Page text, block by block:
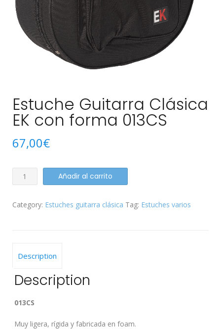
Estuche Guitarra Clásica
EK con forma 013CS
67,00€
Estuche
Guitarra
EK
quantity
Añadir al carrito
Category: Estuches guitarra clásica Tag: Estuches varios
Description
Description
013CS
Muy ligera, rígida y fabricada en foam.